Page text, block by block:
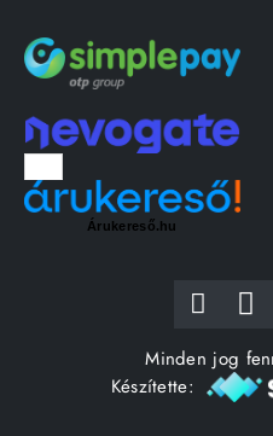
Árukereső.hu
Minden jog
Készítette: